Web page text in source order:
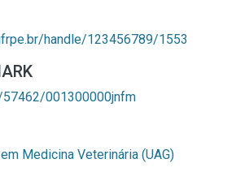
handle/123456789/1553
001300000jnfm
Medicina Veterinária (UAG)